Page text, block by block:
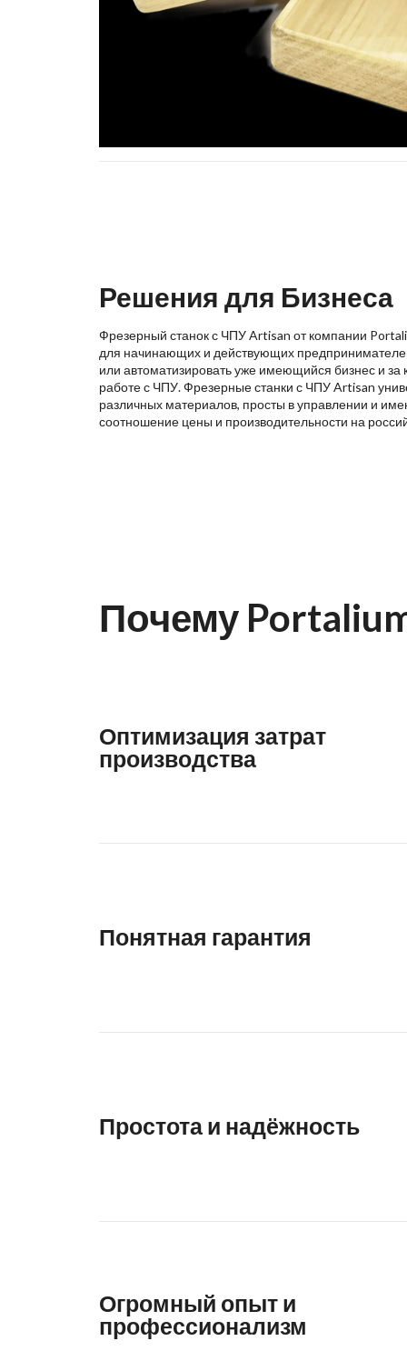
Решения для Бизнеса
Фрезерный станок с ЧПУ Artisan от компании
для начинающих и действующих
или автоматизировать уже имеющийся бизнес и за
работе с ЧПУ. Фрезерные станки с ЧПУ Artisan
различных материалов, просты в управлении и
соотношение цены и производительности на
Почему
Оптимизация затрат
производства
Понятная гарантия
Простота и надёжность
Огромный опыт и
профессионализм